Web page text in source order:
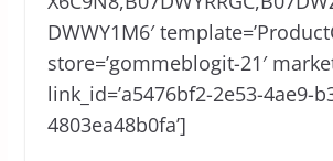
DWWY1M6′
store=’gommeblogit-21′
link_id=’a5476bf2-2e53-4ae9-
4803ea48b0fa’]